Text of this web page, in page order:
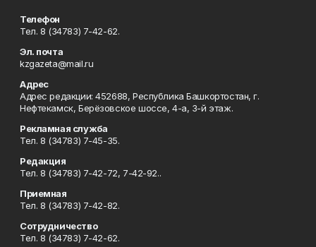
Телефон
Тел. 8 (34783) 7-42-62.
Эл. почта
kzgazeta@mail.ru
Адрес
Адрес редакции: 452688, Республика Башкортостан, г.
Нефтекамск, Берёзовское шоссе, 4-а, 3-й этаж.
Рекламная служба
Тел. 8 (34783) 7-45-35.
Редакция
Тел. 8 (34783) 7-42-72, 7-42-92..
Приемная
Тел. 8 (34783) 7-42-82.
Сотрудничество
Тел. 8 (34783) 7-42-62.